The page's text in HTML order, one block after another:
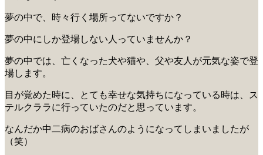
夢の中で、時々行く場所ってないですか？
夢の中にしか登場しない人っていませんか？
夢の中では、亡くなった犬や猫や、父や友人が元気な姿で登
場します。
目が覚めた時に、とても幸せな気持ちになっている時は、ス
テルクララに行っていたのだと思っています。
なんだか中二病のおばさんのようになってしまいましたが
（笑）